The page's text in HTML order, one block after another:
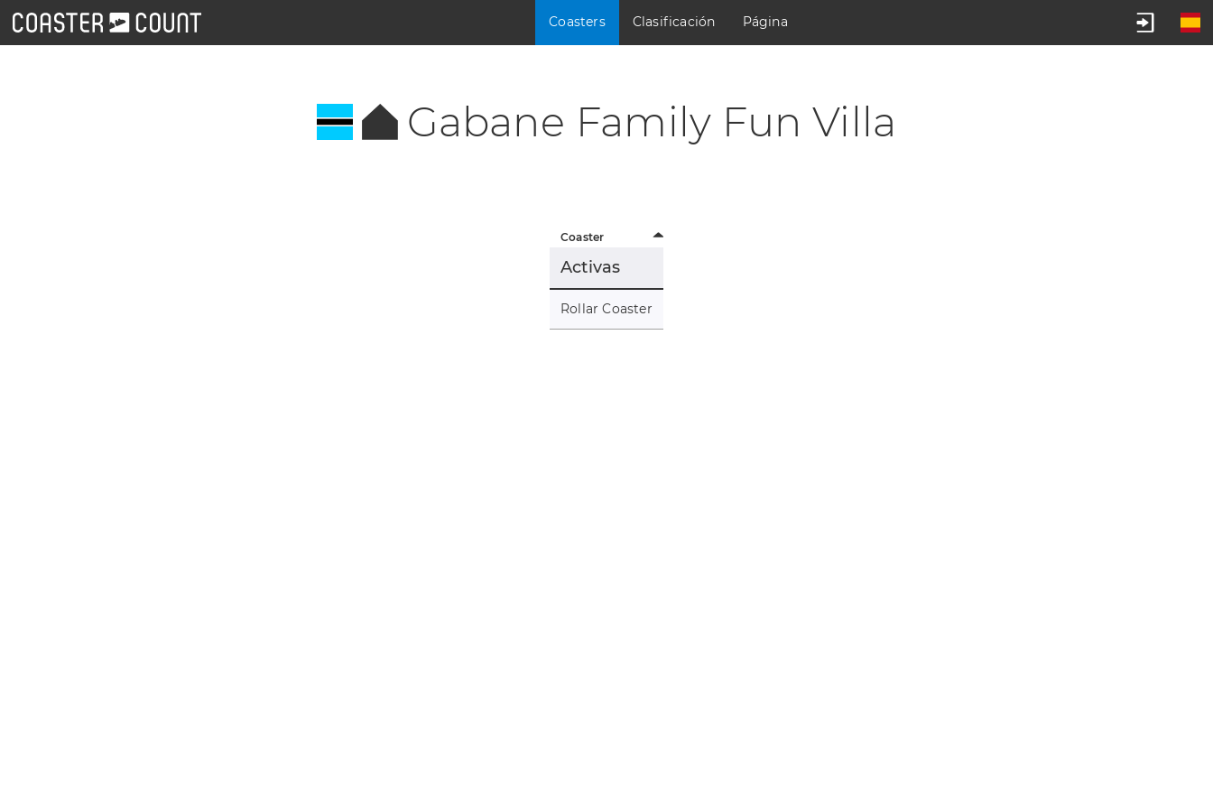
Coasters Clasificación Página
Gabane Family Fun Villa
Coaster
Activas
Rollar Coaster